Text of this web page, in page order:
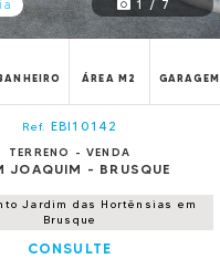
1 / 7
ÁREA M2 GARAGEM
Ref. EBI10142
TERRENO - VENDA
JOAQUIM - BRUSQUE
Jardim das Hortênsias em
Brusque
CONSULTE